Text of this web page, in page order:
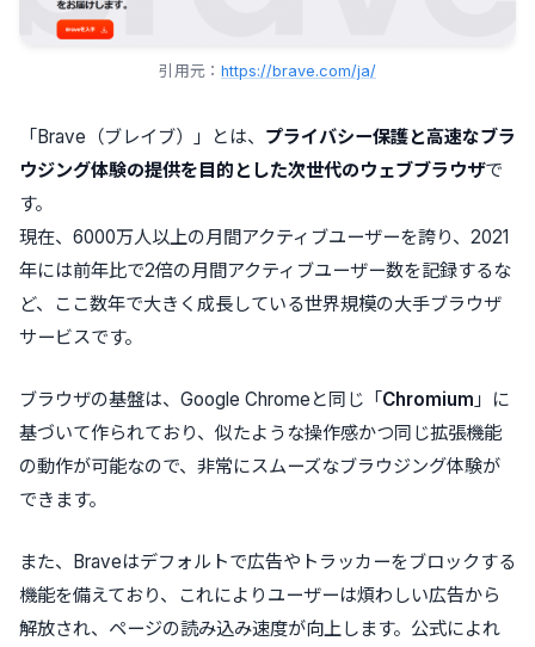
引用元： https://brave.com/ja/
「Brave（ブレイブ）」とは、 プライバシー保護と高速なブラ
ウジング体験の提供を目的とした次世代のウェブブラウザで
す。
現在、6000万人以上の月間アクティブユーザーを誇り、2021
年には前年比で2倍の月間アクティブユーザー数を記録するな
ど、ここ数年で大きく成長している世界規模の大手ブラウザ
サービスです。
ブラウザの基盤は、Google Chromeと同じ「Chromium 」に
基づいて作られており、似たような操作感かつ同じ拡張機能
の動作が可能なので、非常にスムーズなブラウジング体験が
できます。
また、Braveはデフォルトで広告やトラッカーをブロックする
機能を備えており、これによりユーザーは煩わしい広告から
解放され、ページの読み込み速度が向上します。公式によれ